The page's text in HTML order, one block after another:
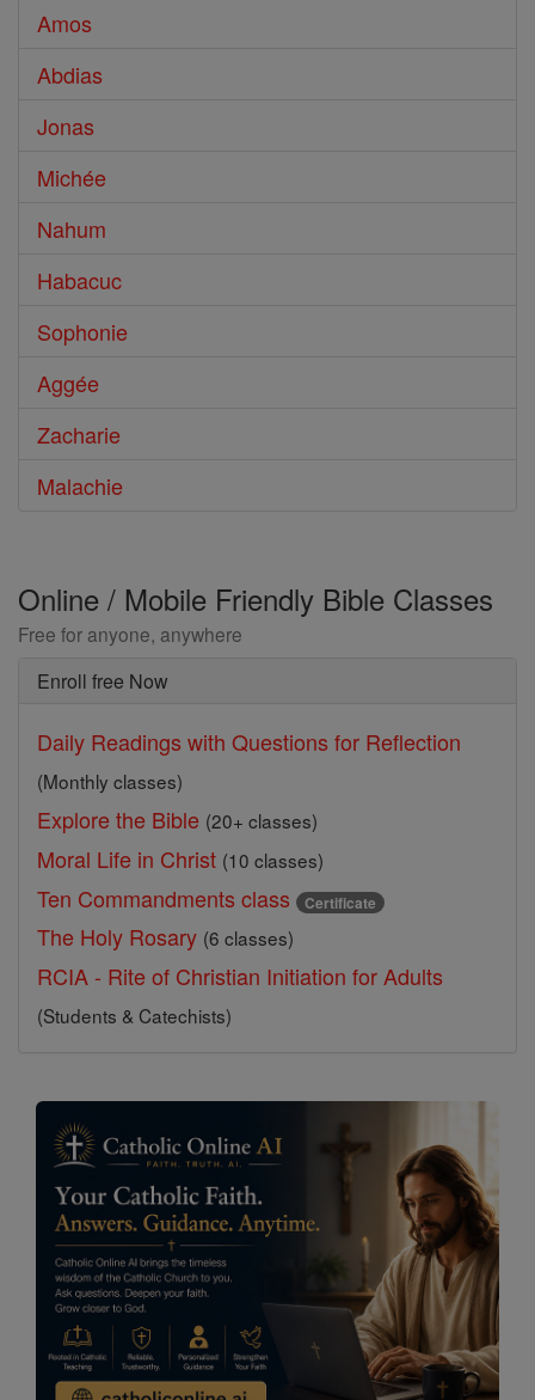
Amos
Abdias
Jonas
Michée
Nahum
Habacuc
Sophonie
Aggée
Zacharie
Malachie
Online / Mobile Friendly Bible Classes
Free for anyone, anywhere
Enroll free Now
Daily Readings with Questions for Reflection
(Monthly classes)
Explore the Bible (20+ classes)
Moral Life in Christ (10 classes)
Ten Commandments class Certificate
The Holy Rosary (6 classes)
RCIA - Rite of Christian Initiation for Adults
(Students & Catechists)